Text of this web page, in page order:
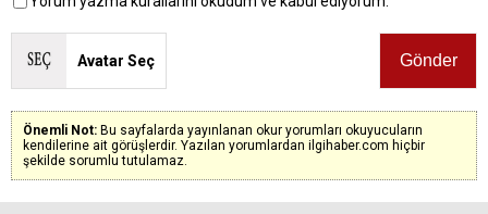
Avatar Seç
Önemli Not: Bu sayfalarda yayınlanan okur yorumları okuyucuların
kendilerine ait görüşlerdir. Yazılan yorumlardan ilgihaber.com hiçbir
şekilde sorumlu tutulamaz.